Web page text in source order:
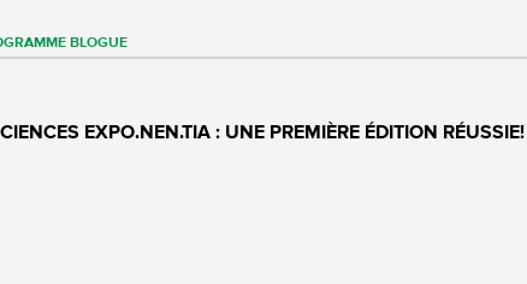
BLOGUE
EXPO.NEN.TIA : UNE PREMIÈRE ÉDITION RÉUSSIE!